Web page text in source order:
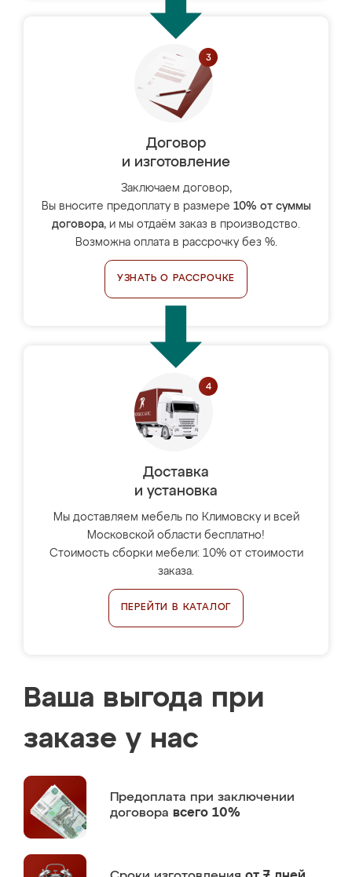
Договор
и изготовление
Заключаем договор,
Вы вносите предоплату в размере 10% от суммы
договора, и мы отдаём заказ в производство.
Возможна оплата в рассрочку без %.
УЗНАТЬ О РАССРОЧКЕ
Доставка
и установка
Мы доставляем мебель по Климовску и всей
Московской области бесплатно!
Стоимость сборки мебели: 10% от стоимости
заказа.
ПЕРЕЙТИ В КАТАЛОГ
Ваша выгода при
заказе у нас
Предоплата при заключении
договора всего 10%